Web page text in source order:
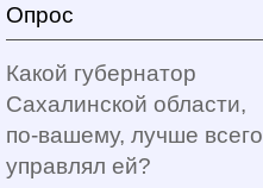
Опрос
Какой губернатор
Сахалинской области,
по-вашему, лучше всего
управлял ей?